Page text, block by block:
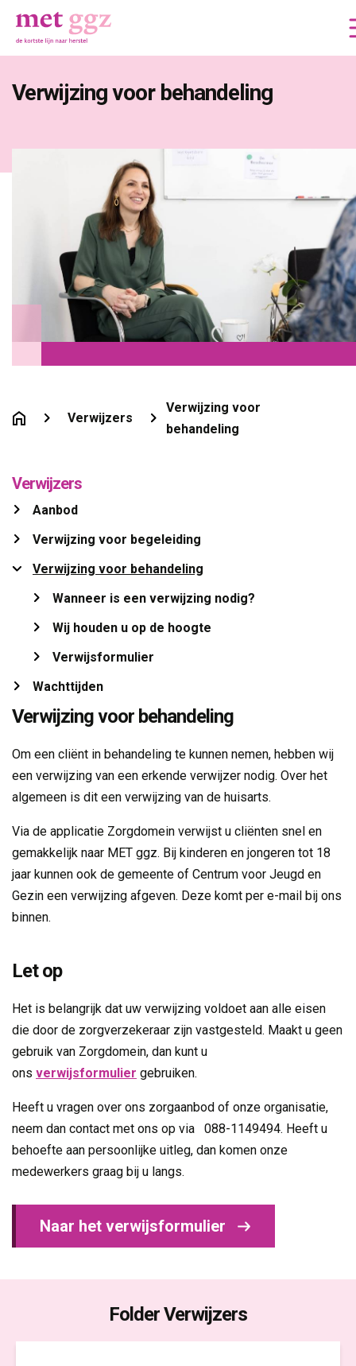
Verwijzing voor behandeling
Verwijzers
Verwijzing voor
behandeling
Verwijzers
Aanbod
Verwijzing voor begeleiding
Verwijzing voor behandeling
Wanneer is een verwijzing nodig?
Wij houden u op de hoogte
Verwijsformulier
Wachttijden
Verwijzing voor behandeling
Om een cliënt in behandeling te kunnen nemen, hebben wij
een verwijzing van een erkende verwijzer nodig. Over het
algemeen is dit een verwijzing van de huisarts.
Via de applicatie Zorgdomein verwijst u cliënten snel en
gemakkelijk naar MET ggz. Bij kinderen en jongeren tot 18
jaar kunnen ook de gemeente of Centrum voor Jeugd en
Gezin een verwijzing afgeven. Deze komt per e-mail bij ons
binnen.
Let op
Het is belangrijk dat uw verwijzing voldoet aan alle eisen
die door de zorgverzekeraar zijn vastgesteld. Maakt u geen
gebruik van Zorgdomein, dan kunt u
ons verwijsformulier gebruiken.
Heeft u vragen over ons zorgaanbod of onze organisatie,
neem dan contact met ons op via 088-1149494. Heeft u
behoefte aan persoonlijke uitleg, dan komen onze
medewerkers graag bij u langs.
Naar het verwijsformulier
Folder Verwijzers